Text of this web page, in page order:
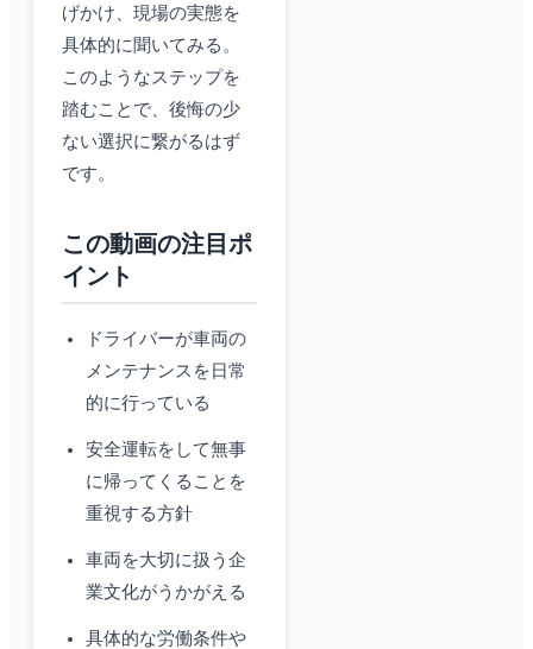
げかけ、現場の実態を
具体的に聞いてみる。
このようなステップを
踏むことで、後悔の少
ない選択に繋がるはず
です。
この動画の注目ポ
イント
ドライバーが車両の
メンテナンスを日常
的に行っている
安全運転をして無事
に帰ってくることを
重視する方針
車両を大切に扱う企
業文化がうかがえる
具体的な労働条件や